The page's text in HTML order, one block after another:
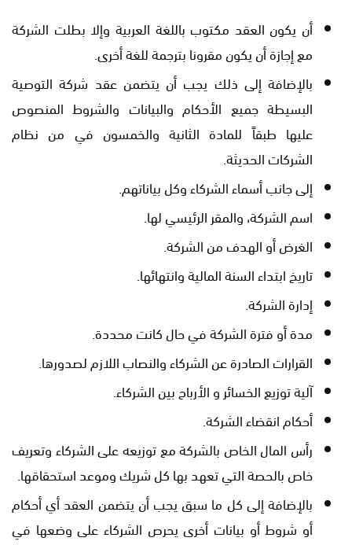
أن يكون العقد مكتوب باللغة العربية وإلا بطلت الشركة
مع إجازة أن يكون مقرونا بترجمة للغة أخرى.
بالإضافة إلى ذلك يجب أن يتضمن عقد شركة التوصية
البسيطة جميع الأحكام والبيانات والشروط المنصوص
عليها طبقاً للمادة الثانية والخمسون في من نظام
الشركات الحديثة.
إلى جانب أسماء الشركاء وكل بياناتهم.
اسم الشركة، والمقر الرئيسي لها.
الغرض أو الهدف من الشركة.
تاريخ ابتداء السنة المالية وانتهائها.
إدارة الشركة.
مدة أو فترة الشركة في حال كانت محددة.
القرارات الصادرة عن الشركاء والنصاب اللازم لصدورها.
آلية توزيع الخسائر و الأرباح بين الشركاء.
أحكام انقضاء الشركة.
رأس المال الخاص بالشركة مع توزيعه على الشركاء وتعريف
خاص بالحصة التي تعهد بها كل شريك وموعد استحقاقها.
بالإضافة إلى كل ما سبق يجب أن يتضمن العقد أي أحكام
أو شروط أو بيانات أخرى يحرص الشركاء على وضعها في